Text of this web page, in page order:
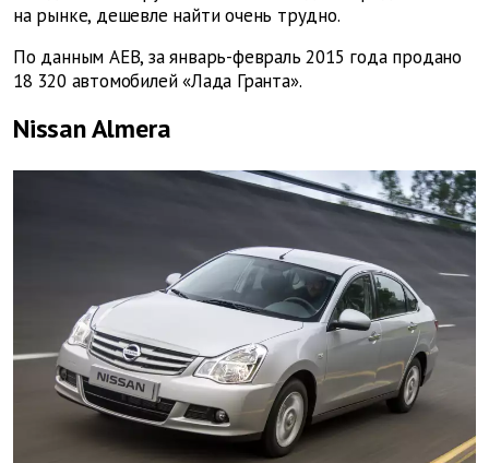
на рынке, дешевле найти очень трудно.
По данным AEB, за январь-февраль 2015 года продано
18 320 автомобилей «Лада Гранта».
Nissan Almera